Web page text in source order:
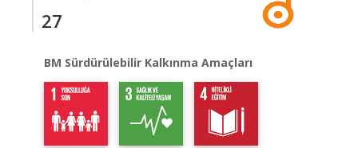
27
BM Sürdürülebilir Kalkınma Amaçları